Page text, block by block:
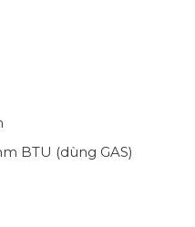
BTU (dùng GAS)